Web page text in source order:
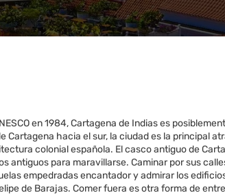
en 1984, Cartagena de Indias es
Cartagena hacia el sur, la ciudad es la principal
colonial española. El casco antiguo de
antiguos para maravillarse. Caminar por sus
empedradas encantador y admirar los
de Barajas. Comer fuera es otra forma de